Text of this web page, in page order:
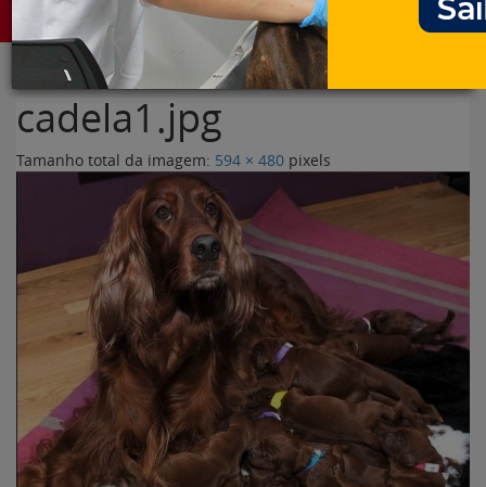
Categorias
cadela1.jpg
Tamanho total da imagem: 594 × 480 pixels